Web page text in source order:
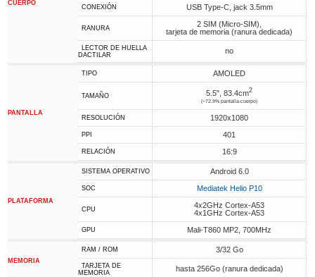
CUERPO
CONEXIÓN USB Type-C, jack 3.5mm
RANURA
2 SIM (Micro-SIM),
tarjeta de memoria (ranura dedicada)
LECTOR DE HUELLA
DACTILAR
no
PANTALLA
TIPO AMOLED
TAMAÑO 5.5", 83.4cm2
(~72.9% pantalla-cuerpo)
RESOLUCIÓN 1920x1080
PPI 401
RELACIÓN 16:9
PLATAFORMA
SISTEMA OPERATIVO Android 6.0
SOC Mediatek Helio P10
CPU
4x2GHz Cortex-A53
4x1GHz Cortex-A53
GPU Mali-T860 MP2, 700MHz
MEMORIA
RAM / ROM 3/32 Go
TARJETA DE
MEMORIA
hasta 256Go (ranura dedicada)